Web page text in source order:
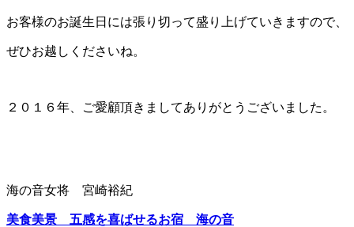
お客様のお誕生日には張り切って盛り上げていきますので、
ぜひお越しくださいね。
２０１６年、ご愛顧頂きましてありがとうございました。
海の音女将 宮崎裕紀
美食美景 五感を喜ばせるお宿 海の音